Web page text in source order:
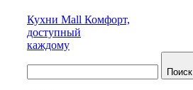
Кухни Mall Комфорт,
доступный
каждому
Поиск